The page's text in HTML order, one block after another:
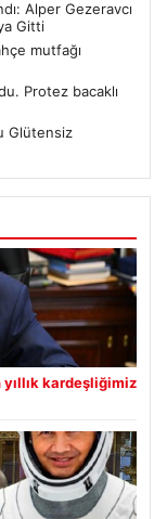
Alper Gezeravcı
Gitti
mutfağı
Protez bacaklı
Glütensiz
yıllık kardeşliğimiz